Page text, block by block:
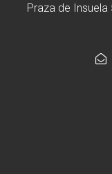
Praza de Insuela